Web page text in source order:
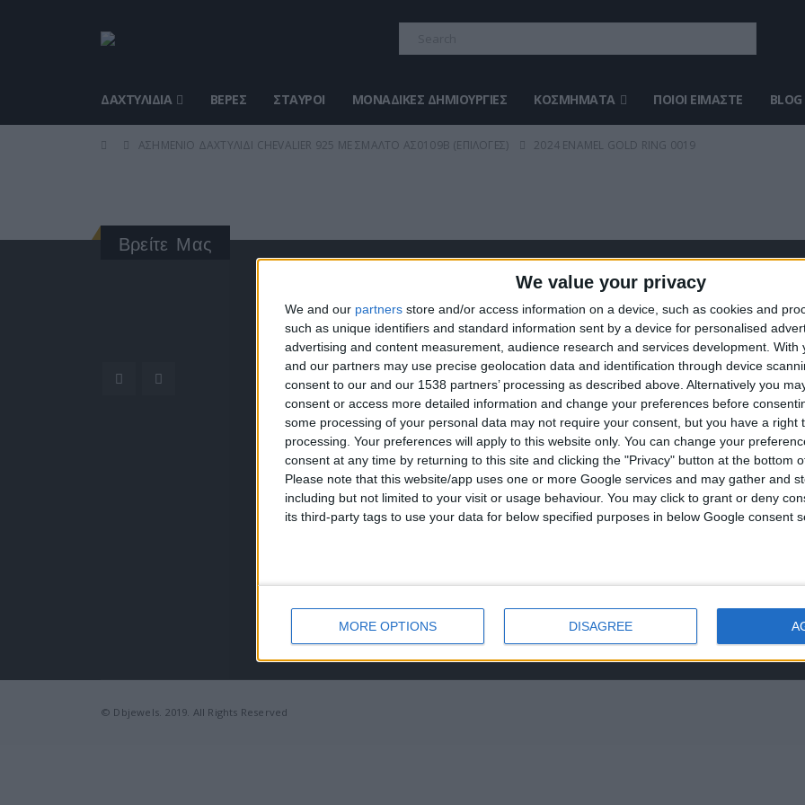
We value your privacy
We and our partners store and/or access information on a device, such as cookies and
such as unique identifiers and standard information sent by a device for personalised
advertising and content measurement, audience research and services development. With
and our partners may use precise geolocation data and identification through device
consent to our and our 1538 partners’ processing as described above. Alternatively you
consent or access more detailed information and change your preferences before
some processing of your personal data may not require your consent, but you have a right
processing. Your preferences will apply to this website only. You can change your
consent at any time by returning to this site and clicking the "Privacy" button at the bottom
Please note that this website/app uses one or more Google services and may gather and
including but not limited to your visit or usage behaviour. You may click to grant or deny
its third-party tags to use your data for below specified purposes in below Google consent
MORE OPTIONS DISAGREE
ΔΑΧΤΥΛΊΔΙΑ ΒΈΡΕΣ ΣΤΑΥΡΟΊ ΜΟΝΑΔΙΚΈΣ ΔΗΜΙΟΥΡΓΊΕΣ ΚΟΣΜΉΜΑΤΑ ΠΟΙΟΙ ΕΊΜΑΣΤΕ BLOG
ΑΣΗΜΈΝΙΟ ΔΑΧΤΥΛΊΔΙ CHEVALIER 925 ΜΕ ΣΜΆΛΤΟ ΑΣ0109B (ΕΠΙΛΟΓΈΣ) 2024 ENAMEL GOLD RING 0019
Βρείτε Μας
ΓΝΩΡΊΣΤΕ ΜΑΣ
Κατασκευάζουμε κοσμήματα υψηλής
ποιότητας από το 1960
Διεύθυνση:
Ερμού 18 (1ος όροφος), Αθήνα, Ελλάδα
Τηλέφωνο:
+30 210-3237494
EMAIL:
dbjewels@otenet.gr
ΤΕΛΕΥΤΑΊΑ ΠΡΟΪΌΝΤΑ
0out of 5
434.00
price
€434.00.
€372.00
0out of 5
€843.20
RECENT PRODUCTS
© Dbjewels. 2019. All Rights Reserved